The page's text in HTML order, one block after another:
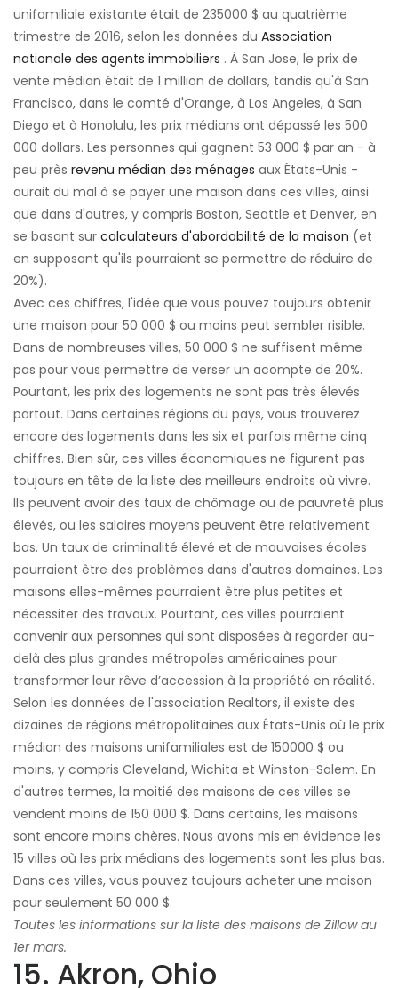
unifamiliale existante était de 235000 $ au quatrième
trimestre de 2016, selon les données du Association
nationale des agents immobiliers . À San Jose, le prix de
vente médian était de 1 million de dollars, tandis qu'à San
Francisco, dans le comté d'Orange, à Los Angeles, à San
Diego et à Honolulu, les prix médians ont dépassé les 500
000 dollars. Les personnes qui gagnent 53 000 $ par an - à
peu près revenu médian des ménages aux États-Unis -
aurait du mal à se payer une maison dans ces villes, ainsi
que dans d'autres, y compris Boston, Seattle et Denver, en
se basant sur calculateurs d'abordabilité de la maison (et
en supposant qu'ils pourraient se permettre de réduire de
20%).
Avec ces chiffres, l'idée que vous pouvez toujours obtenir
une maison pour 50 000 $ ou moins peut sembler risible.
Dans de nombreuses villes, 50 000 $ ne suffisent même
pas pour vous permettre de verser un acompte de 20%.
Pourtant, les prix des logements ne sont pas très élevés
partout. Dans certaines régions du pays, vous trouverez
encore des logements dans les six et parfois même cinq
chiffres. Bien sûr, ces villes économiques ne figurent pas
toujours en tête de la liste des meilleurs endroits où vivre.
Ils peuvent avoir des taux de chômage ou de pauvreté plus
élevés, ou les salaires moyens peuvent être relativement
bas. Un taux de criminalité élevé et de mauvaises écoles
pourraient être des problèmes dans d'autres domaines. Les
maisons elles-mêmes pourraient être plus petites et
nécessiter des travaux. Pourtant, ces villes pourraient
convenir aux personnes qui sont disposées à regarder au-
delà des plus grandes métropoles américaines pour
transformer leur rêve d’accession à la propriété en réalité.
Selon les données de l'association Realtors, il existe des
dizaines de régions métropolitaines aux États-Unis où le prix
médian des maisons unifamiliales est de 150000 $ ou
moins, y compris Cleveland, Wichita et Winston-Salem. En
d'autres termes, la moitié des maisons de ces villes se
vendent moins de 150 000 $. Dans certains, les maisons
sont encore moins chères. Nous avons mis en évidence les
15 villes où les prix médians des logements sont les plus bas.
Dans ces villes, vous pouvez toujours acheter une maison
pour seulement 50 000 $.
Toutes les informations sur la liste des maisons de Zillow au
1er mars.
15. Akron, Ohio